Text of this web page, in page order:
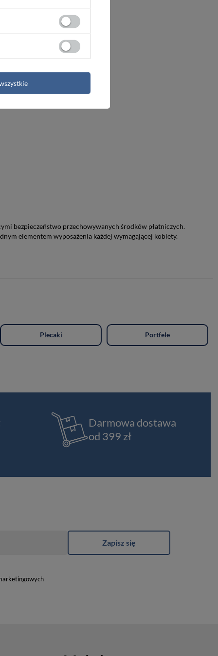
bezpieczeństwo przechowywanych środków płatniczych.
elementem wyposażenia każdej wymagającej kobiety.
Plecaki Portfele
Darmowa dostawa
od 399 zł
Zapisz się